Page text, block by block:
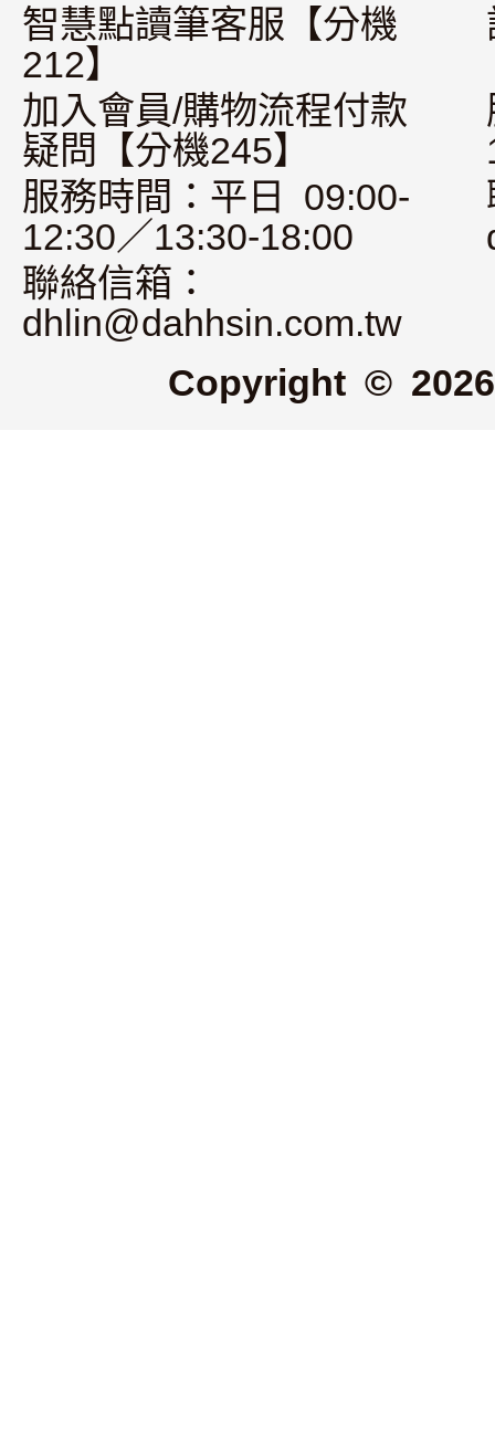
智慧點讀筆客服【分機
212】
加入會員/購物流程付款
疑問【分機245】
服務時間：平日 09:00-
12:30／13:30-18:00
聯絡信箱：
dhlin@dahhsin.com.tw
Copyright ©